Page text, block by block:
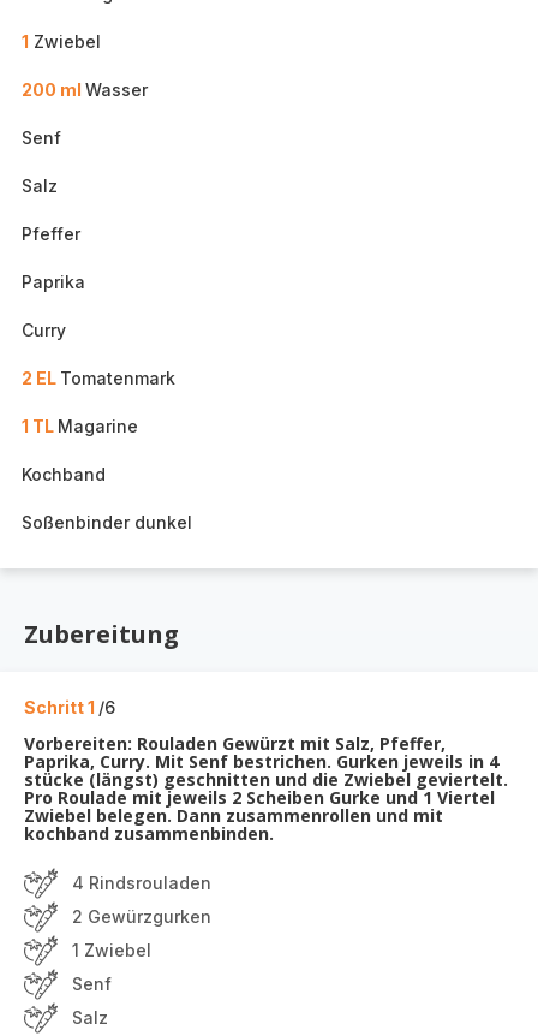
1 Zwiebel
200 ml Wasser
Senf
Salz
Pfeffer
Paprika
Curry
2 EL Tomatenmark
1 TL Magarine
Kochband
Soßenbinder dunkel
Zubereitung
Schritt 1 /6
Vorbereiten: Rouladen Gewürzt mit Salz, Pfeffer,
Paprika, Curry. Mit Senf bestrichen. Gurken jeweils in 4
stücke (längst) geschnitten und die Zwiebel geviertelt.
Pro Roulade mit jeweils 2 Scheiben Gurke und 1 Viertel
Zwiebel belegen. Dann zusammenrollen und mit
kochband zusammenbinden.
4 Rindsrouladen
2 Gewürzgurken
1 Zwiebel
Senf
Salz